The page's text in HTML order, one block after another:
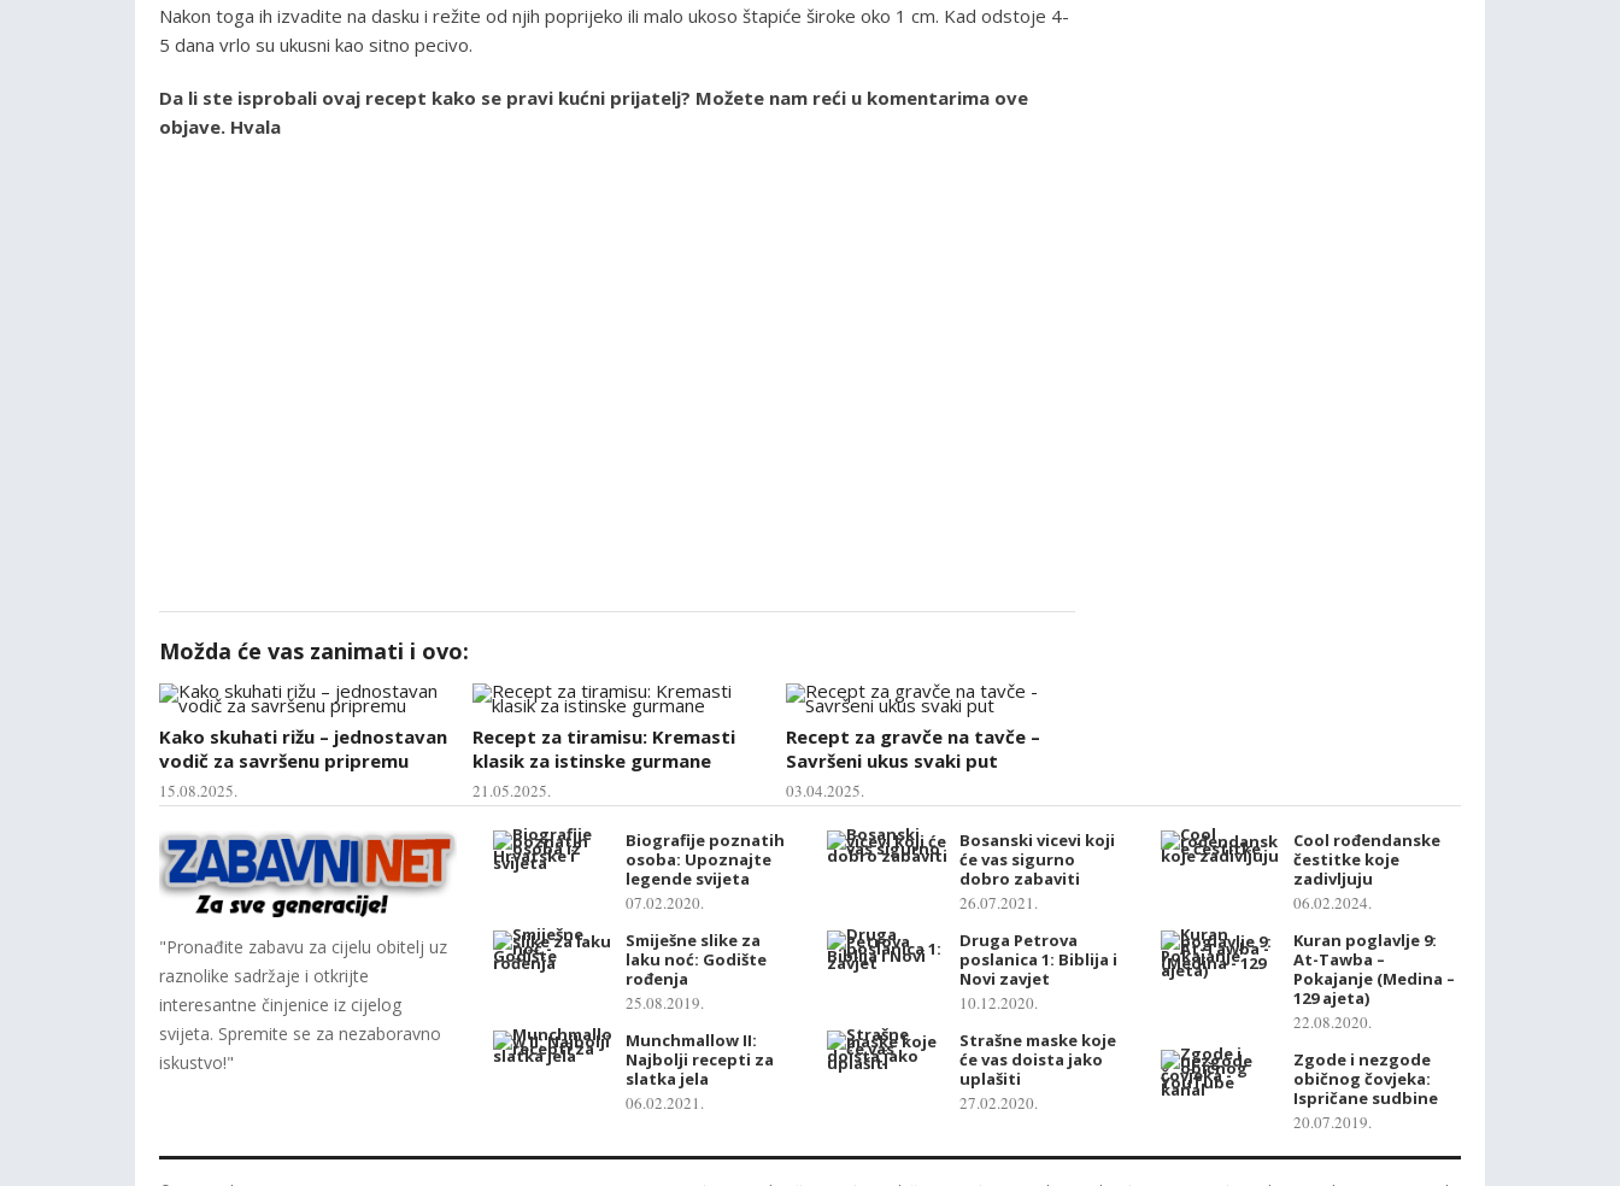
Nakon toga ih izvadite na dasku i režite od njih poprijeko ili malo ukoso štapiće široke oko 1 cm. Kad odstoje 4-
5 dana vrlo su ukusni kao sitno pecivo.
Da li ste isprobali ovaj recept kako se pravi kućni prijatelj? Možete nam reći u komentarima ove
objave. Hvala
Možda će vas zanimati i ovo:
Kako skuhati rižu – jednostavan
vodič za savršenu pripremu
15.08.2025.
Recept za tiramisu: Kremasti
klasik za istinske gurmane
21.05.2025.
Recept za gravče na tavče –
Savršeni ukus svaki put
03.04.2025.
"Pronađite zabavu za cijelu obitelj uz
raznolike sadržaje i otkrijte
interesantne činjenice iz cijelog
svijeta. Spremite se za nezaboravno
iskustvo!"
Biografije poznatih
osoba: Upoznajte
legende svijeta
07.02.2020.
Smiješne slike za
laku noć: Godište
rođenja
25.08.2019.
Munchmallow II:
Najbolji recepti za
slatka jela
06.02.2021.
Bosanski vicevi koji
će vas sigurno
dobro zabaviti
26.07.2021.
Druga Petrova
poslanica 1: Biblija i
Novi zavjet
10.12.2020.
Strašne maske koje
će vas doista jako
uplašiti
27.02.2020.
Cool rođendanske
čestitke koje
zadivljuju
06.02.2024.
Kuran poglavlje 9:
At-Tawba –
Pokajanje (Medina –
129 ajeta)
22.08.2020.
Zgode i nezgode
običnog čovjeka:
Ispričane sudbine
20.07.2019.